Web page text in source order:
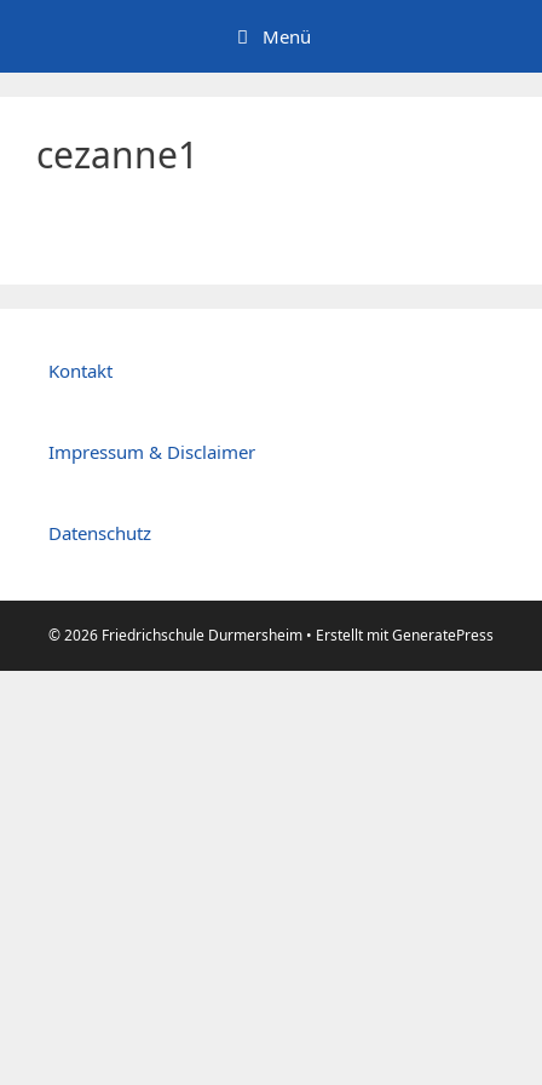
springen
Menü
cezanne1
Kontakt
Impressum & Disclaimer
Datenschutz
© 2026 Friedrichschule Durmersheim • Erstellt mitGeneratePress